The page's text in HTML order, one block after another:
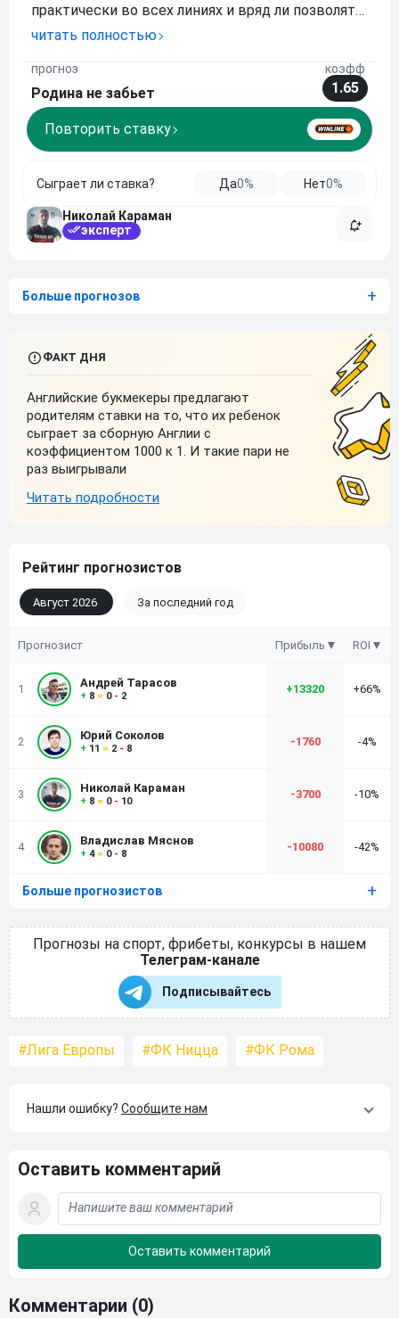
практически во всех линиях и вряд ли позволят
сопернику чувствовать себя комфортно.
обороне и попытается использовать редкие
возможности в контратаках. Одн
читать полностью
прогноз
Родина не забьет
коэфф
1.65
Повторить ставку
Сыграет ли ставка? Да0% Нет0%
Николай Караман
эксперт
Больше прогнозов
Английские букмекеры предлагают
родителям ставки на то, что их ребенок
сыграет за сборную Англии с
коэффициентом 1000 к 1. И такие пари не
раз выигрывали
Рейтинг прогнозистов
Август 2026 За последний год
Прогнозист Прибыль ROI
1 Андрей Тарасов
+ 8 = 0 - 2
+13320 +66%
2 Юрий Соколов
+ 11 = 2 - 8
-1760 -4%
3 Николай Караман
+ 8 = 0 - 10
-3700 -10%
4 Владислав Мяснов
+ 4= 0 - 8
-10080 -42%
Больше прогнозистов
Прогнозы на спорт, фрибеты, конкурсы в нашем
Телеграм-канале
Подписывайтесь
Лига Европы ФК Ницца ФК Рома
Нашли ошибку? Сообщите нам
Оставить комментарий
Комментарии (0)